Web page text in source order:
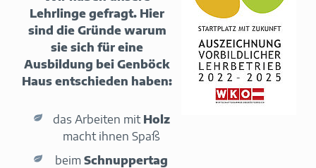
Lehrlinge gefragt. Hier
sind die Gründe warum
sie sich für eine
Ausbildung bei Genböck
Haus entschieden haben:
das Arbeiten mit Holz
macht ihnen Spaß
beim Schnuppertag